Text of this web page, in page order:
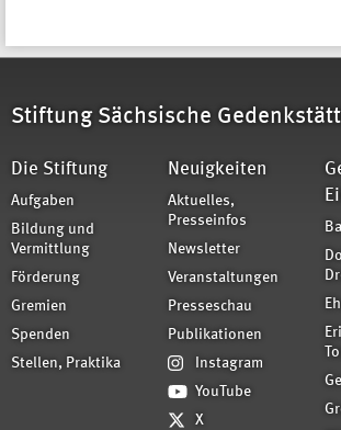
Stiftung Sächsische
Die Stiftung
Aufgaben
Bildung und
Vermittlung
Förderung
Gremien
Spenden
Stellen, Praktika
Neuigkeiten
Aktuelles,
Presseinfos
Newsletter
Veranstaltungen
Presseschau
Publikationen
Instagram
YouTube
X